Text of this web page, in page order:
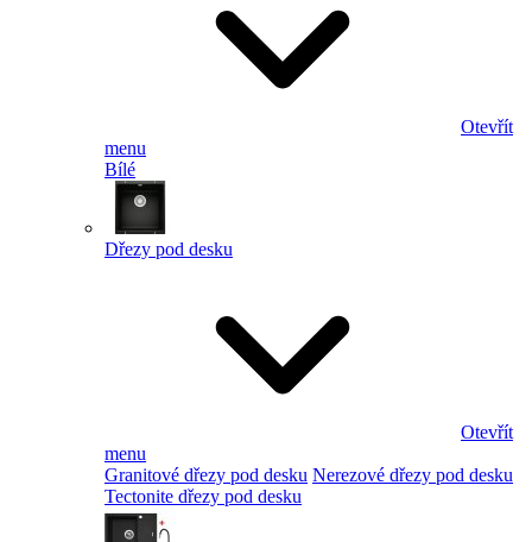
Otevřít
menu
Bílé
Dřezy pod desku
Otevřít
menu
Granitové dřezy pod desku Nerezové dřezy pod desku
Tectonite dřezy pod desku